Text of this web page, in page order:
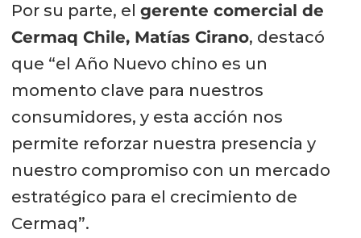
Por su parte, el gerente comercial de
Cermaq Chile, Matías Cirano, destacó
que “el Año Nuevo chino es un
momento clave para nuestros
consumidores, y esta acción nos
permite reforzar nuestra presencia y
nuestro compromiso con un mercado
estratégico para el crecimiento de
Cermaq”.